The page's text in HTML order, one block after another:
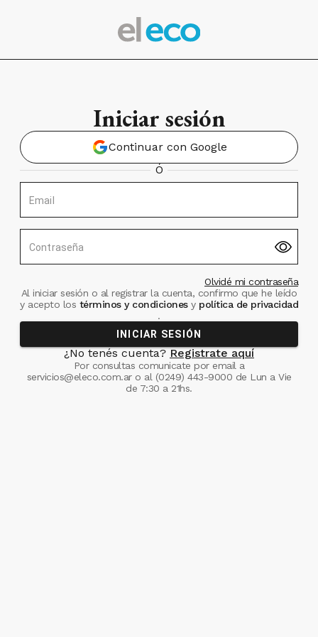
Iniciar sesión
Continuar con Google
Ó
Email
Contraseña
Olvidé mi contraseña
Al iniciar sesión o al registrar la cuenta, confirmo que he leído
y acepto los términos y condiciones ypolítica de privacidad
.
INICIAR SESIÓN
¿No tenés cuenta? Registrate aquí
Por consultas comunicate por email a
servicios@eleco.com.aro al (0249) 443-9000 de Lun a Vie
de 7:30 a 21hs.